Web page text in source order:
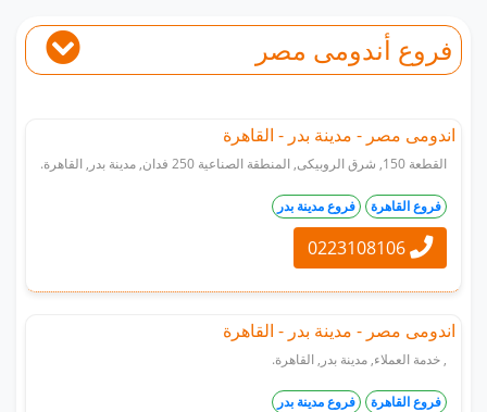
فروع أندومى مصر
اندومى مصر - مدينة بدر - القاهرة
القطعة 150, شرق الروبيكى, المنطقة الصناعية 250 فدان, مدينة بدر, القاهرة.
فروع القاهرة فروع مدينة بدر
اندومى مصر - مدينة بدر - القاهرة
, خدمة العملاء, مدينة بدر, القاهرة.
فروع القاهرة فروع مدينة بدر